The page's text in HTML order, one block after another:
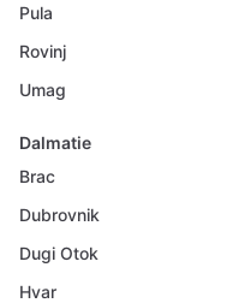
Pula
Rovinj
Umag
Dalmatie
Brac
Dubrovnik
Dugi Otok
Hvar